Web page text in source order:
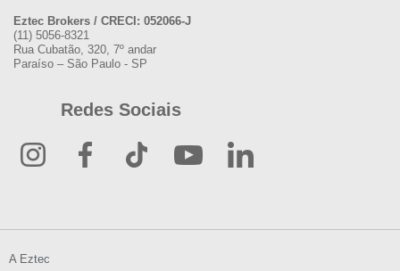
Eztec Brokers / CRECI: 052066-J
(11) 5056-8321
Rua Cubatão, 320, 7º andar
Paraíso – São Paulo - SP
Redes Sociais
A Eztec